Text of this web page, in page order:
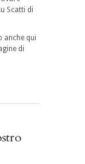
Scatti di
anche qui
di